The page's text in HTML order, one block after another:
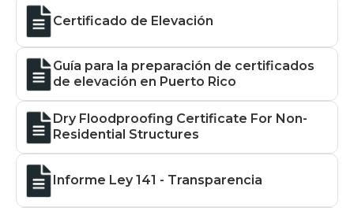
Certificado de Elevación
Guía para la preparación de certificados
de elevación en Puerto Rico
Dry Floodproofing Certificate For Non-
Residential Structures
Informe Ley 141 - Transparencia